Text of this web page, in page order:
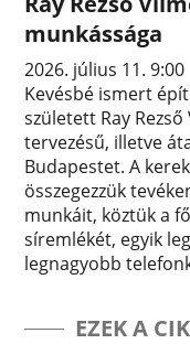
munkássága
2026. július 11. 9:00
Kevésbé ismert
született Ray
tervezésű, illetve
Budapestet. A
összegezzük
munkáit, köztük a
síremlékét, egyik
legnagyobb
EZEK A